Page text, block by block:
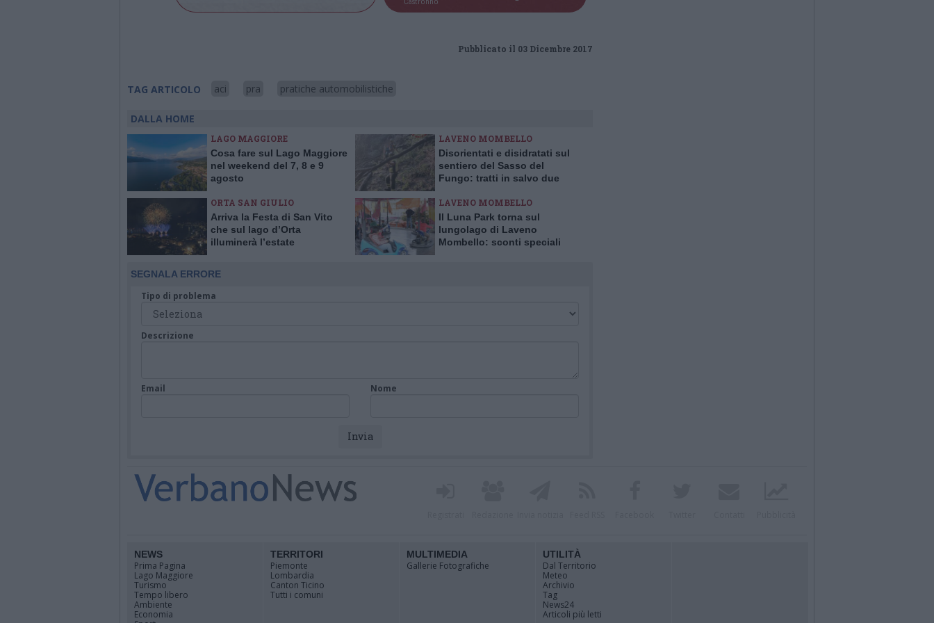
Pubblicato il 03 Dicembre 2017
TAG ARTICOLO aci pra pratiche automobilistiche
DALLA HOME
LAGO MAGGIORE
Cosa fare sul Lago Maggiore
nel weekend del 7, 8 e 9
agosto
LAVENO MOMBELLO
Disorientati e disidratati sul
sentiero del Sasso del
Fungo: tratti in salvo due
ORTA SAN GIULIO
Arriva la Festa di San Vito
che sul lago d’Orta
illuminerà l’estate
LAVENO MOMBELLO
Il Luna Park torna sul
lungolago di Laveno
Mombello: sconti speciali
SEGNALA ERRORE
Tipo di problema
Descrizione
Email Nome
NEWS
Prima Pagina
Lago Maggiore
Turismo
Tempo libero
Ambiente
Economia
TERRITORI
Piemonte
Lombardia
Canton Ticino
Tutti i comuni
MULTIMEDIA
Gallerie Fotografiche
UTILITÀ
Dal Territorio
Meteo
Archivio
Tag
News24
Articoli più letti